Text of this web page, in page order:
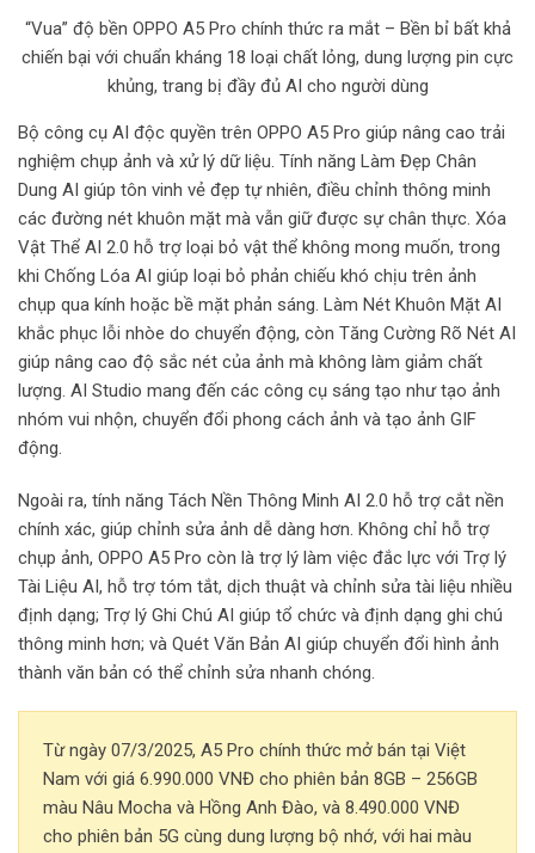
“Vua” độ bền OPPO A5 Pro chính thức ra mắt – Bền bỉ bất khả
chiến bại với chuẩn kháng 18 loại chất lỏng, dung lượng pin cực
khủng, trang bị đầy đủ AI cho người dùng
Bộ công cụ AI độc quyền trên OPPO A5 Pro giúp nâng cao trải
nghiệm chụp ảnh và xử lý dữ liệu. Tính năng Làm Đẹp Chân
Dung AI giúp tôn vinh vẻ đẹp tự nhiên, điều chỉnh thông minh
các đường nét khuôn mặt mà vẫn giữ được sự chân thực. Xóa
Vật Thể AI 2.0 hỗ trợ loại bỏ vật thể không mong muốn, trong
khi Chống Lóa AI giúp loại bỏ phản chiếu khó chịu trên ảnh
chụp qua kính hoặc bề mặt phản sáng. Làm Nét Khuôn Mặt AI
khắc phục lỗi nhòe do chuyển động, còn Tăng Cường Rõ Nét AI
giúp nâng cao độ sắc nét của ảnh mà không làm giảm chất
lượng. AI Studio mang đến các công cụ sáng tạo như tạo ảnh
nhóm vui nhộn, chuyển đổi phong cách ảnh và tạo ảnh GIF
động.
Ngoài ra, tính năng Tách Nền Thông Minh AI 2.0 hỗ trợ cắt nền
chính xác, giúp chỉnh sửa ảnh dễ dàng hơn. Không chỉ hỗ trợ
chụp ảnh, OPPO A5 Pro còn là trợ lý làm việc đắc lực với Trợ lý
Tài Liệu AI, hỗ trợ tóm tắt, dịch thuật và chỉnh sửa tài liệu nhiều
định dạng; Trợ lý Ghi Chú AI giúp tổ chức và định dạng ghi chú
thông minh hơn; và Quét Văn Bản AI giúp chuyển đổi hình ảnh
thành văn bản có thể chỉnh sửa nhanh chóng.
Từ ngày 07/3/2025, A5 Pro chính thức mở bán tại Việt
Nam với giá 6.990.000 VNĐ cho phiên bản 8GB – 256GB
màu Nâu Mocha và Hồng Anh Đào, và 8.490.000 VNĐ
cho phiên bản 5G cùng dung lượng bộ nhớ, với hai màu